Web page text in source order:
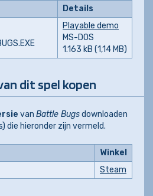
Details
Playable demo
MS-DOS
1.163 kB (1,14 MB)
dit spel kopen
van Battle Bugsdownloaden
die hieronder zijn vermeld.
Winkel
Steam